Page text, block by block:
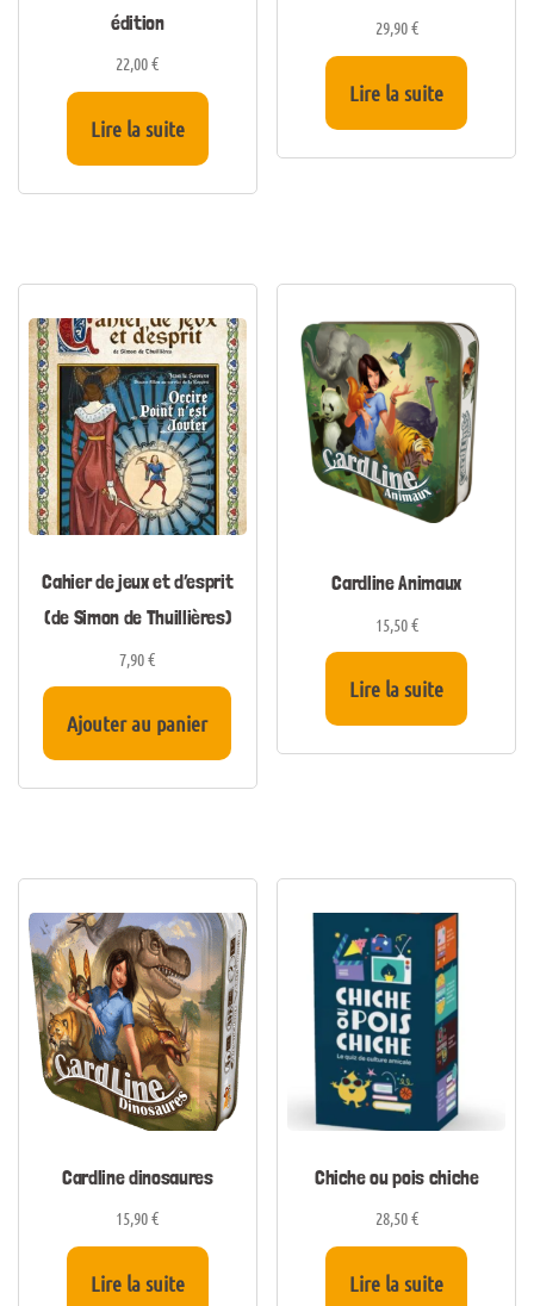
édition
22,00€
Lire la suite
29,90€
Lire la suite
Cahier de jeux et d’esprit
(de Simon de Thuillières)
7,90€
Ajouter au panier
Cardline Animaux
15,50€
Lire la suite
Cardline dinosaures
15,90€
Lire la suite
Chiche ou pois chiche
28,50€
Lire la suite